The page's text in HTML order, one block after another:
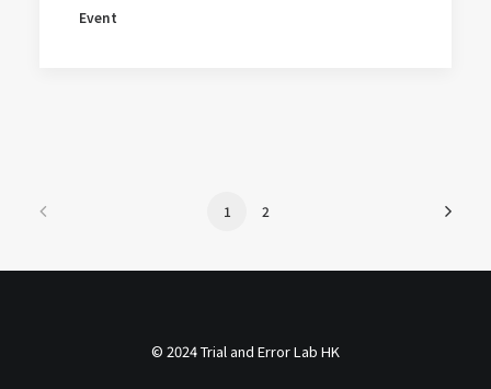
Event
1 2
© 2024 Trial and Error Lab HK